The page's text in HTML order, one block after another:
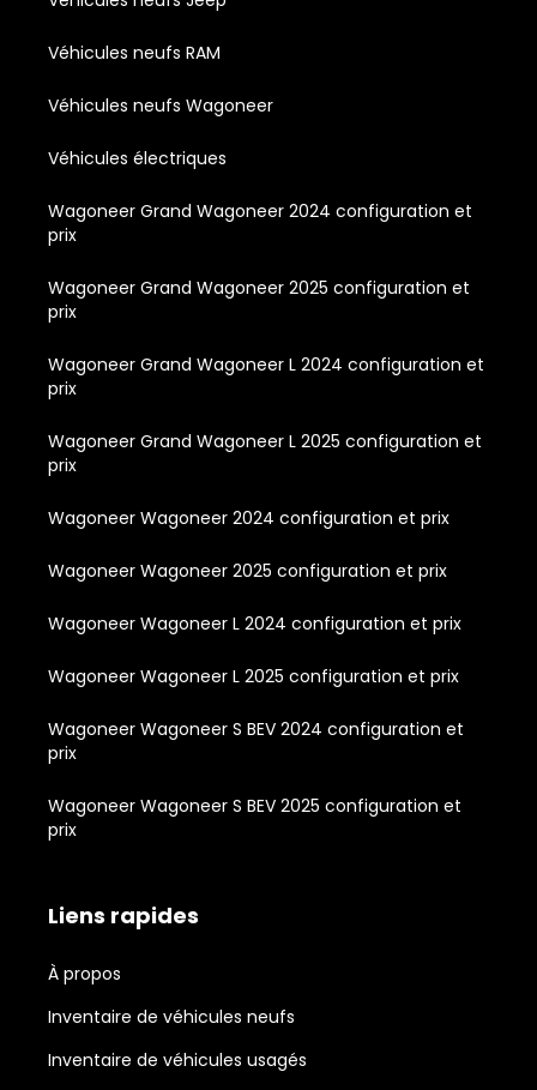
Véhicules neufs RAM
Véhicules neufs Wagoneer
Véhicules électriques
Wagoneer Grand Wagoneer 2024 configuration et
prix
Wagoneer Grand Wagoneer 2025 configuration et
prix
Wagoneer Grand Wagoneer L 2024 configuration et
prix
Wagoneer Grand Wagoneer L 2025 configuration et
prix
Wagoneer Wagoneer 2024 configuration et prix
Wagoneer Wagoneer 2025 configuration et prix
Wagoneer Wagoneer L 2024 configuration et prix
Wagoneer Wagoneer L 2025 configuration et prix
Wagoneer Wagoneer S BEV 2024 configuration et
prix
Wagoneer Wagoneer S BEV 2025 configuration et
prix
Liens rapides
À propos
Inventaire de véhicules neufs
Inventaire de véhicules usagés